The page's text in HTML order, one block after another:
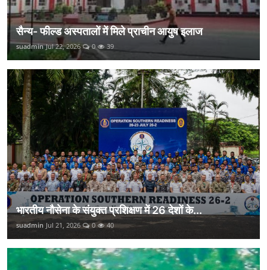
सैन्य- फील्ड अस्पतालों में मिले प्राचीन आयुष इलाज
suadmin Jul 22, 2026 0 39
भारतीय नौसेना के संयुक्त प्रशिक्षण में 26 देशों के...
suadmin Jul 21, 2026 0 40